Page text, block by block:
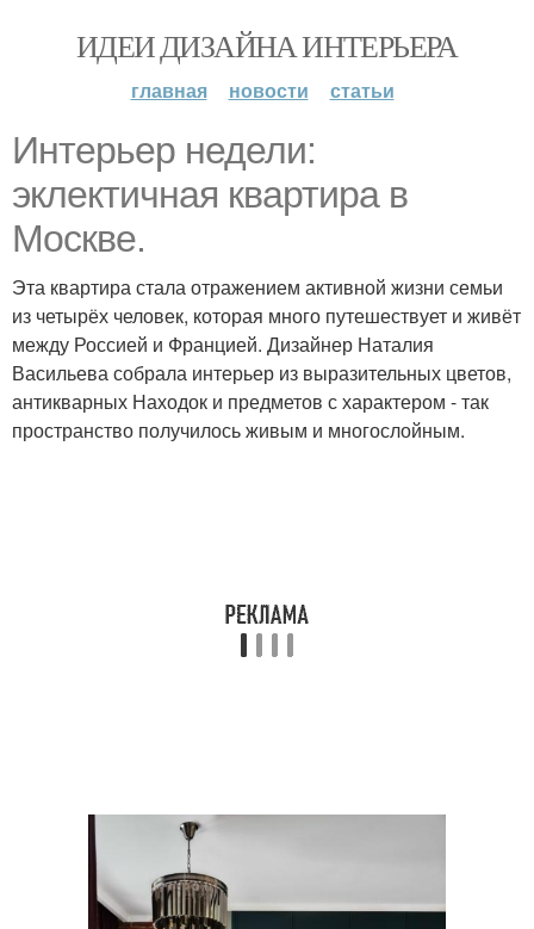
ИДЕИ ДИЗАЙНА ИНТЕРЬЕРА
главная новости статьи
Интерьер недели:
эклектичная квартира в
Москве.
Эта квартира стала отражением активной жизни семьи
из четырёх человек, которая много путешествует и живёт
между Россией и Францией. Дизайнер Наталия
Васильева собрала интерьер из выразительных цветов,
антикварных Находок и предметов с характером - так
пространство получилось живым и многослойным.